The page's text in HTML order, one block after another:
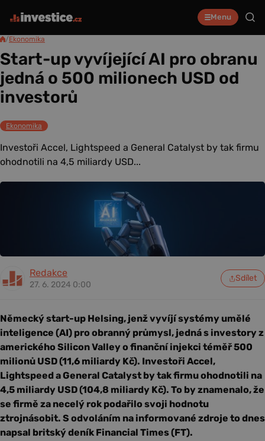
Menu
/Ekonomika
Start-up vyvíjející AI pro obranu
jedná o 500 milionech USD od
investorů
Ekonomika
Investoři Accel, Lightspeed a General Catalyst by tak firmu
ohodnotili na 4,5 miliardy USD...
Redakce
27. 6. 2024 0:00
Sdílet
Německý start-up Helsing, jenž vyvíjí systémy umělé
inteligence (AI) pro obranný průmysl, jedná s investory z
amerického Silicon Valley o finanční injekci téměř 500
milionů USD (11,6 miliardy Kč). Investoři Accel,
Lightspeed a General Catalyst by tak firmu ohodnotili na
4,5 miliardy USD (104,8 miliardy Kč). To by znamenalo, že
se firmě za necelý rok podařilo svoji hodnotu
ztrojnásobit. S odvoláním na informované zdroje to dnes
napsal britský deník Financial Times (FT).